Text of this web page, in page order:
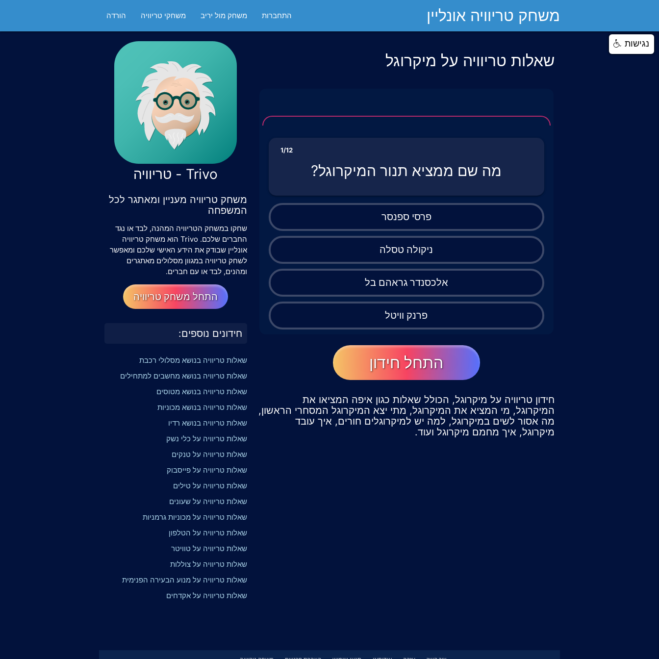
משחק טריוויה אונליין התחברות משחק מול יריב משחקי טריוויה הורדה
שאלות טריוויה על מיקרוגל
1/12
מה שם ממציא תנור המיקרוגל?
פרסי ספנסר
ניקולה טסלה
אלכסנדר גראהם בל
פרנק וויטל
התחל חידון
חידון טריוויה על מיקרוגל, הכולל שאלות כגון איפה המציאו את
המיקרוגל, מי המציא את המיקרוגל, מתי יצא המיקרוגל המסחרי הראשון,
מה אסור לשים במיקרוגל, למה יש למיקרוגלים חורים, איך עובד
מיקרוגל, איך מחמם מיקרוגל ועוד.
Trivo - טריוויה
משחק טריוויה מעניין ומאתגר לכל
המשפחה
שחקו במשחק הטריוויה המהנה, לבד או נגד
החברים שלכם. Trivo הוא משחק טריוויה
אונליין שבודק את הידע האישי שלכם ומאפשר
לשחק טריוויה במגוון מסלולים מאתגרים
ומהנים, לבד או עם חברים.
התחל משחק טריוויה
חידונים נוספים:
שאלות טריוויה בנושא מסלולי רכבת
שאלות טריוויה בנושא מחשבים למתחילים
שאלות טריוויה בנושא מטוסים
שאלות טריוויה בנושא מכוניות
שאלות טריוויה בנושא רדיו
שאלות טריוויה על כלי נשק
שאלות טריוויה על טנקים
שאלות טריוויה על פייסבוק
שאלות טריוויה על טילים
שאלות טריוויה על שעונים
שאלות טריוויה על מכוניות גרמניות
שאלות טריוויה על הטלפון
שאלות טריוויה על טוויטר
שאלות טריוויה על צוללות
שאלות טריוויה על מנוע הבעירה הפנימית
שאלות טריוויה על אקדחים
נגישות